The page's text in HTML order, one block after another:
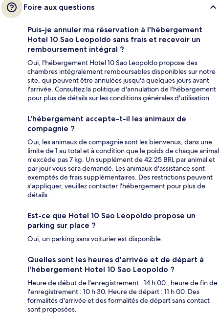
Foire aux questions
Puis-je annuler ma réservation à l'hébergement
Hotel 10 Sao Leopoldo sans frais et recevoir un
remboursement intégral ?
Oui, l'hébergement Hotel 10 Sao Leopoldo propose des
chambres intégralement remboursables disponibles sur notre
site, qui peuvent être annulées jusqu'à quelques jours avant
l'arrivée. Consultez la politique d'annulation de l'hébergement
pour plus de détails sur les conditions générales d'utilisation.
L'hébergement accepte-t-il les animaux de
compagnie ?
Oui, les animaux de compagnie sont les bienvenus, dans une
limite de 1 au total et à condition que le poids de chaque animal
n’excède pas 7 kg. Un supplément de 42.25 BRL par animal et
par jour vous sera demandé. Les animaux d'assistance sont
exemptés de frais supplémentaires. Des restrictions peuvent
s'appliquer, veuillez contacter l'hébergement pour plus de
détails.
Est-ce que Hotel 10 Sao Leopoldo propose un
parking sur place ?
Oui, un parking sans voiturier est disponible.
Quelles sont les heures d'arrivée et de départ à
l'hébergement Hotel 10 Sao Leopoldo ?
Heure de début de l'enregistrement : 14 h 00 ; heure de fin de
l'enregistrement : 10 h 30. Heure de départ : 11 h 00. Des
formalités d'arrivée et des formalités de départ sans contact
sont proposées.